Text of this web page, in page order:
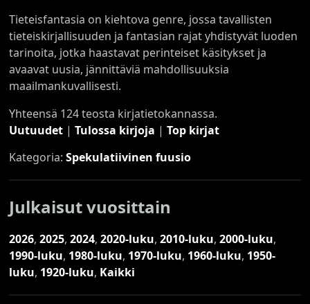
Tieteisfantasia on kiehtova genre, jossa tavallisten
tieteiskirjallisuuden ja fantasian rajat yhdistyvät luoden
tarinoita, jotka haastavat perinteiset käsitykset ja
avaavat uusia, jännittäviä mahdollisuuksia
maailmankuvallisesti.
Yhteensä 124 teosta kirjatietokannassa.
Uutuudet |Tulossa kirjoja |Top kirjat
Kategoria:Spekulatiivinen fuusio
Julkaisut vuosittain
2026,2025,2024,2020-luku,2010-luku,2000-luku,
1990-luku, 1980-luku, 1970-luku, 1960-luku, 1950-
luku, 1920-luku, Kaikki